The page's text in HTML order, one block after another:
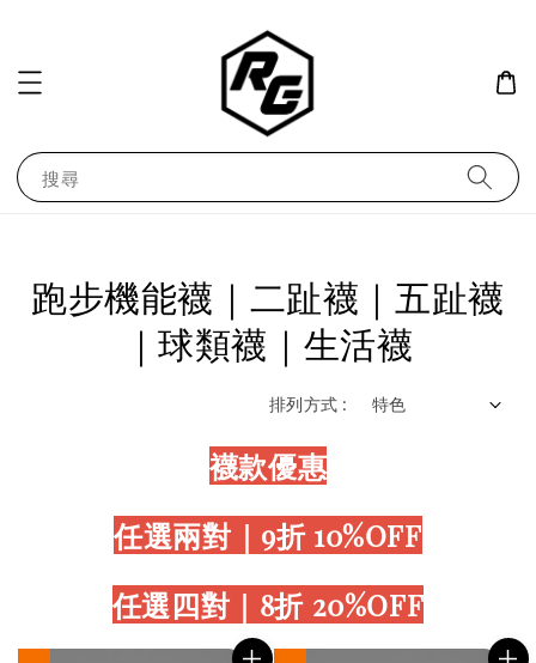
搜尋
跑步機能襪｜二趾襪｜五趾襪
｜球類襪｜生活襪
排列方式 :
襪款優惠
任選兩對｜9折 10%OFF
任選四對｜8折 20%OFF